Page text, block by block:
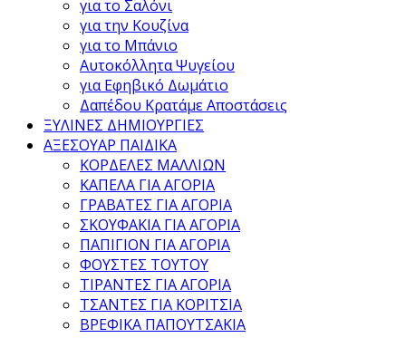
για το Σαλόνι
για την Κουζίνα
για το Μπάνιο
Αυτοκόλλητα Ψυγείου
για Εφηβικό Δωμάτιο
Δαπέδου Κρατάμε Αποστάσεις
ΞΥΛΙΝΕΣ ΔΗΜΙΟΥΡΓΙΕΣ
ΑΞΕΣΟΥΑΡ ΠΑΙΔΙΚΑ
ΚΟΡΔΕΛΕΣ ΜΑΛΛΙΩΝ
ΚΑΠΕΛΑ ΓΙΑ ΑΓΟΡΙΑ
ΓΡΑΒΑΤΕΣ ΓΙΑ ΑΓΟΡΙΑ
ΣΚΟΥΦΑΚΙΑ ΓΙΑ ΑΓΟΡΙΑ
ΠΑΠΙΓΙΟΝ ΓΙΑ ΑΓΟΡΙΑ
ΦΟΥΣΤΕΣ ΤΟΥΤΟΥ
ΤΙΡΑΝΤΕΣ ΓΙΑ ΑΓΟΡΙΑ
ΤΣΑΝΤΕΣ ΓΙΑ ΚΟΡΙΤΣΙΑ
ΒΡΕΦΙΚΑ ΠΑΠΟΥΤΣΑΚΙΑ